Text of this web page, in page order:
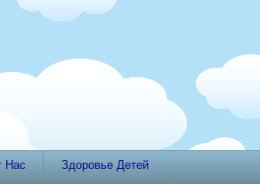
Нас Здоровье Детей